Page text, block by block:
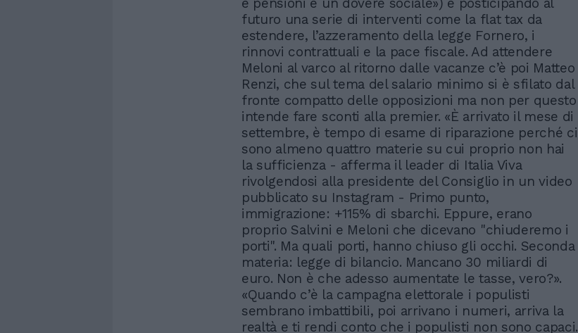
futuro una serie di interventi come la flat tax da
estendere, l’azzeramento della legge Fornero, i
rinnovi contrattuali e la pace fiscale. Ad attendere
Meloni al varco al ritorno dalle vacanze c’è poi Matteo
Renzi, che sul tema del salario minimo si è sfilato dal
fronte compatto delle opposizioni ma non per questo
intende fare sconti alla premier. «È arrivato il mese di
settembre, è tempo di esame di riparazione perché ci
sono almeno quattro materie su cui proprio non hai
la sufficienza - afferma il leader di Italia Viva
rivolgendosi alla presidente del Consiglio in un video
pubblicato su Instagram - Primo punto,
immigrazione: +115% di sbarchi. Eppure, erano
proprio Salvini e Meloni che dicevano "chiuderemo i
porti". Ma quali porti, hanno chiuso gli occhi. Seconda
materia: legge di bilancio. Mancano 30 miliardi di
euro. Non è che adesso aumentate le tasse, vero?».
«Quando c’è la campagna elettorale i populisti
sembrano imbattibili, poi arrivano i numeri, arriva la
realtà e ti rendi conto che i populisti non sono capaci.